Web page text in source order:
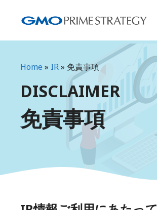
Home » IR» 免責事項
DISCLAIMER
免責事項